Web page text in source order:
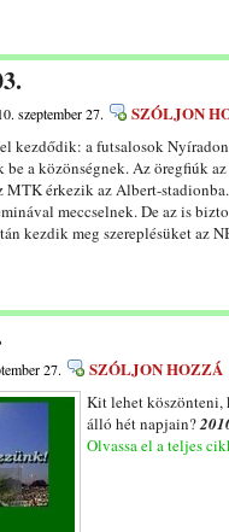
szeptember 27. SZÓLJON
kezdődik: a futsalosok
a közönségnek. Az öregfiúk
MTK érkezik az Albert-
meccselnek. De az is
kezdik meg szereplésüket az
27. SZÓLJON HOZZÁ
Kit lehet köszönteni,
álló hét napjain?
Olvassa el a teljes